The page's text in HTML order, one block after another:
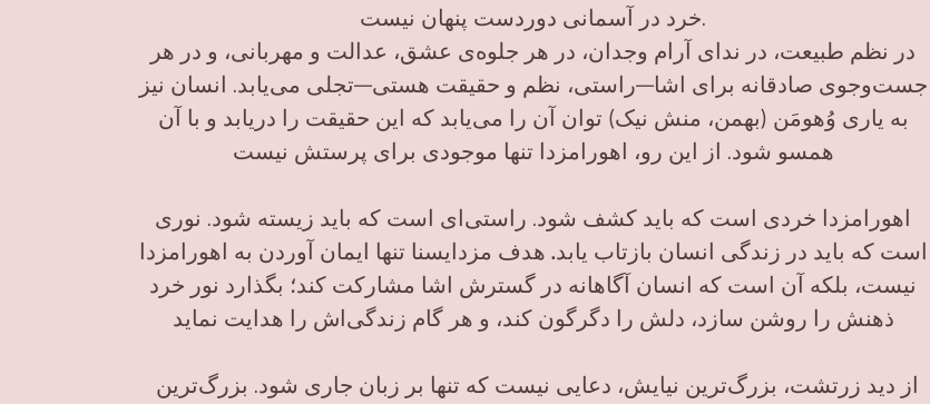
خرد در آسمانی دوردست پنهان نیست.
در نظم طبیعت، در ندای آرام وجدان، در هر جلوه‌ی عشق، عدالت و مهربانی، و در هر
جست‌وجوی صادقانه برای اشا—راستی، نظم و حقیقت هستی—تجلی می‌یابد. انسان نیز
به یاری وُهومَن (بهمن، منش نیک) توان آن را می‌یابد که این حقیقت را دریابد و با آن
همسو شود. از این رو، اهورامزدا تنها موجودی برای پرستش نیست
اهورامزدا خردی است که باید کشف شود. راستی‌ای است که باید زیسته شود. نوری
است که باید در زندگی انسان بازتاب یابد. هدف مزدایسنا تنها ایمان آوردن به اهورامزدا
نیست، بلکه آن است که انسان آگاهانه در گسترش اشا مشارکت کند؛ بگذارد نور خرد
ذهنش را روشن سازد، دلش را دگرگون کند، و هر گام زندگی‌اش را هدایت نماید